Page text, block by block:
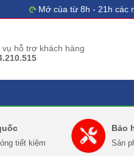
Mở của từ 8h - 21h các
vụ hỗ trợ khách hàng
tiết kiệm
Bảo
Sản